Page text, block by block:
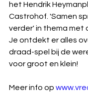
het Hendrik
Castrohof. 'Samen
verder' in thema met
Je ontdekt er alles
draad-spel bij de
voor groot en klein!
Meer info op